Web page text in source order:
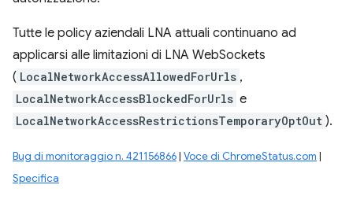
Tutte le policy aziendali LNA attuali continuano ad
applicarsi alle limitazioni di LNA WebSockets
( LocalNetworkAccessAllowedForUrls ,
LocalNetworkAccessBlockedForUrls e
LocalNetworkAccessRestrictionsTemporaryOptOut ).
Bug di monitoraggio n. 421156866| Voce di ChromeStatus.com |
Specifica